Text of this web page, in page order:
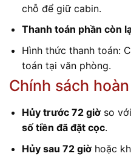
chỗ để giữ cabin.
Thanh toán phần còn
Hình thức thanh toán:
toán tại văn phòng.
Chính sách
Hủy trước 72 giờso với
số tiền đã đặt cọc.
Hủy sau 72 giờhoặc